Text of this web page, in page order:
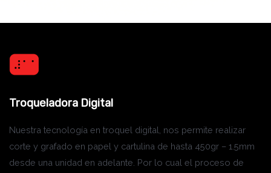
Troqueladora Digital
Nuestra tecnología en troquel digital, nos permite realizar
corte y grafado en papel y cartulina de hasta 450gr – 1.5mm
desde una unidad en adelante. Por lo cual el proceso de